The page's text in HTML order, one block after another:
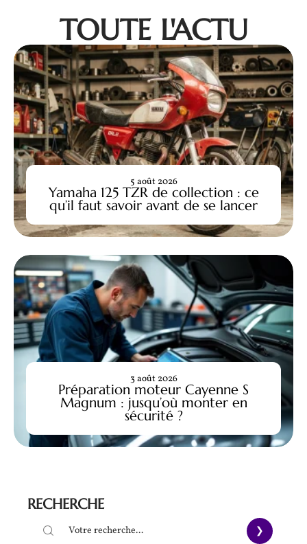
TOUTE L'ACTU
Yamaha 125 TZR de collection : ce
qu’il faut savoir avant de se lancer
5 août 2026
Préparation moteur Cayenne S
Magnum : jusqu’où monter en
sécurité ?
3 août 2026
RECHERCHE